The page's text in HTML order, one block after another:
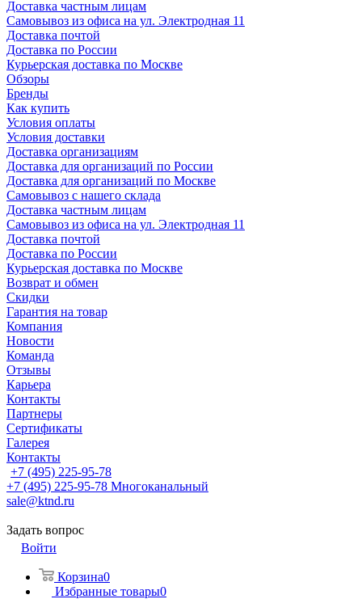
Доставка частным лицам
Самовывоз из офиса на ул. Электродная 11
Доставка почтой
Доставка по России
Курьерская доставка по Москве
Обзоры
Бренды
Как купить
Условия оплаты
Условия доставки
Доставка организациям
Доставка для организаций по России
Доставка для организаций по Москве
Самовывоз с нашего склада
Доставка частным лицам
Самовывоз из офиса на ул. Электродная 11
Доставка почтой
Доставка по России
Курьерская доставка по Москве
Возврат и обмен
Скидки
Гарантия на товар
Компания
Новости
Команда
Отзывы
Карьера
Контакты
Партнеры
Сертификаты
Галерея
Контакты
+7 (495) 225-95-78
+7 (495) 225-95-78 Многоканальный
sale@ktnd.ru
Задать вопрос
Войти
Корзина0
Избранные товары0